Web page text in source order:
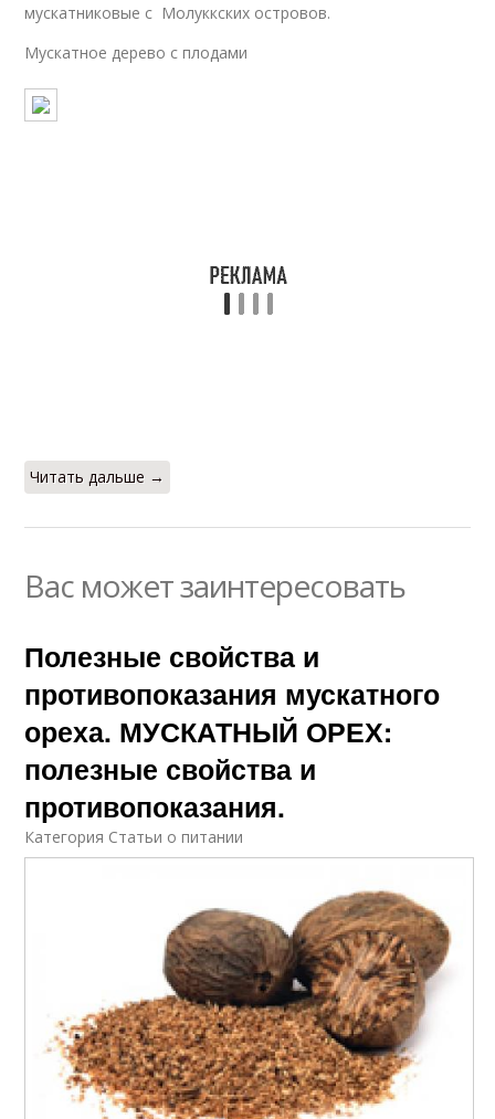
мускатниковые с Молуккских островов.
Мускатное дерево с плодами
Читать дальше →
Вас может заинтересовать
Полезные свойства и
противопоказания мускатного
ореха. МУСКАТНЫЙ ОРЕХ:
полезные свойства и
противопоказания.
Категория Статьи о питании